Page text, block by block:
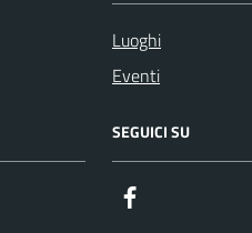
Luoghi
Eventi
SEGUICI SU